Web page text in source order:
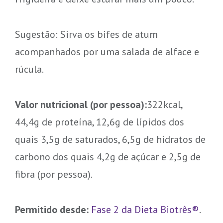
Sugestão: Sirva os bifes de atum
acompanhados por uma salada de alface e
rúcula.
Valor nutricional (por pessoa):322kcal,
44,4g de proteína, 12,6g de lípidos dos
quais 3,5g de saturados, 6,5g de hidratos de
carbono dos quais 4,2g de açúcar e 2,5g de
fibra (por pessoa).
Permitido desde: Fase 2 da Dieta Biotrês®.